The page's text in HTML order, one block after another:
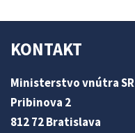
KONTAKT
Ministerstvo vnútra SR
Pribinova 2
812 72 Bratislava